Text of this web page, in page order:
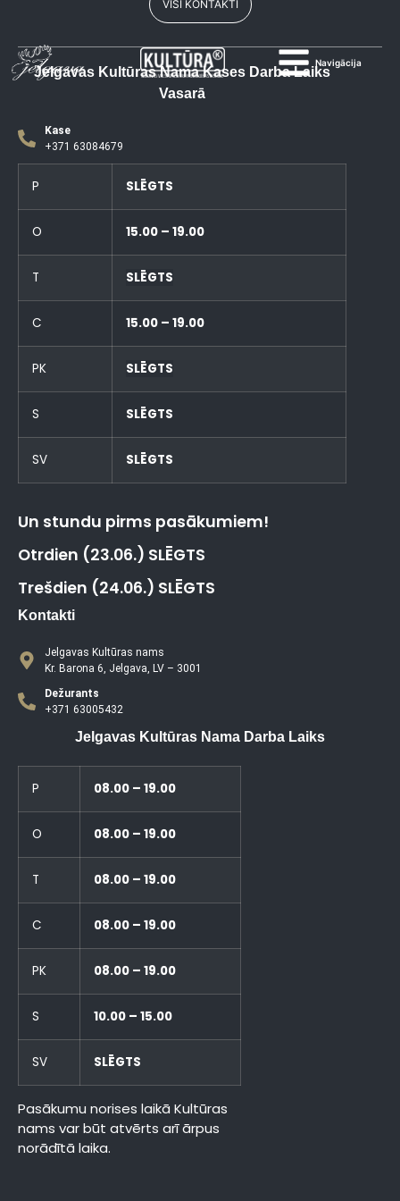
Navigācija
VISI KONTAKTI
Jelgavas Kultūras Nama Kases Darba Laiks
Vasarā
Kase
+371 63084679
P SLĒGTS
O 15.00 – 19.00
T SLĒGTS
C 15.00 – 19.00
PK SLĒGTS
S SLĒGTS
SV SLĒGTS
Un stundu pirms pasākumiem!
Otrdien (23.06.) SLĒGTS
Trešdien (24.06.) SLĒGTS
Kontakti
Jelgavas Kultūras nams
Kr. Barona 6, Jelgava, LV – 3001
Dežurants
+371 63005432
Jelgavas Kultūras Nama Darba Laiks
P 08.00 – 19.00
O 08.00 – 19.00
T 08.00 – 19.00
C 08.00 – 19.00
PK 08.00 – 19.00
S 10.00 – 15.00
SV SLĒGTS
Pasākumu norises laikā Kultūras
nams var būt atvērts arī ārpus
norādītā laika.